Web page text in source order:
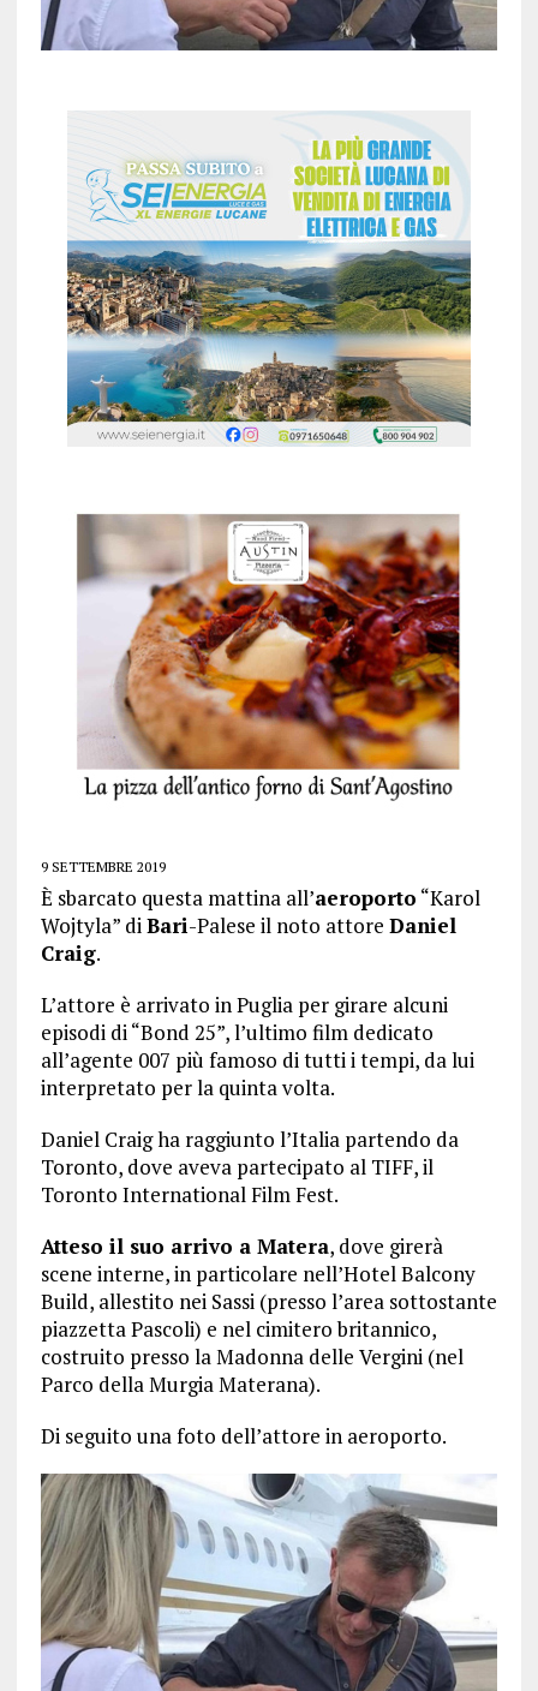
9 SETTEMBRE 2019
È sbarcato questa mattina all’aeroporto “Karol
Wojtyla” diBari-Palese il noto attore Daniel
Craig.
L’attore è arrivato in Puglia per girare alcuni
episodi di “Bond 25”, l’ultimo film dedicato
all’agente 007 più famoso di tutti i tempi, da lui
interpretato per la quinta volta.
Daniel Craig ha raggiunto l’Italia partendo da
Toronto, dove aveva partecipato al TIFF, il
Toronto International Film Fest.
Atteso il suo arrivo a Matera, dove girerà
scene interne, in particolare nell’Hotel Balcony
Build, allestito nei Sassi (presso l’area sottostante
piazzetta Pascoli) e nel cimitero britannico,
costruito presso la Madonna delle Vergini (nel
Parco della Murgia Materana).
Di seguito una foto dell’attore in aeroporto.